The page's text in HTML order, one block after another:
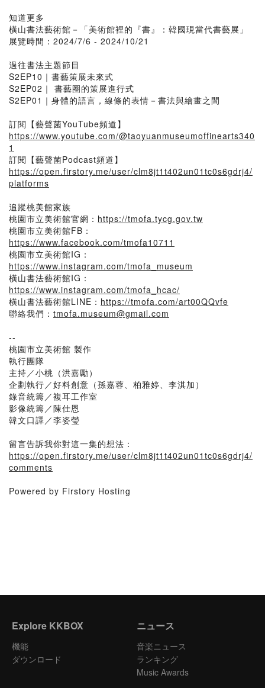
知道更多
橫山書法藝術館－「美術館裡的『書』：韓國現當代書藝展」
展覽時間：2024/7/6 - 2024/10/21
過往書法主題節目
S2EP10｜書藝策展未來式
S2EP02｜ 書藝圈的策展進行式
S2EP01｜身體的語言，線條的表情－書法與繪畫之間
訂閱【藝聲菌YouTube頻道】
https://www.youtube.com/@taoyuanmuseumoffinearts340
1
訂閱【藝聲菌Podcast頻道】
https://open.firstory.me/user/clm8jt1t402un01tc0s6gdrj4/
platforms
追蹤桃美館家族
桃園市立美術館官網： https://tmofa.tycg.gov.tw
桃園市立美術館FB：
https://www.facebook.com/tmofa10711
桃園市立美術館IG：
https://www.instagram.com/tmofa_museum
橫山書法藝術館IG：
https://www.instagram.com/tmofa_hcac/
橫山書法藝術館LINE： https://tmofa.com/art00QQvfe
聯絡我們： tmofa.museum@gmail.com
--
桃園市立美術館 製作
執行團隊
主持／小桃（洪嘉勵）
企劃執行／好料創意（孫嘉蓉、柏雅婷、李淇加）
錄音統籌／複耳工作室
影像統籌／陳仕恩
韓文口譯／李姿瑩
留言告訴我你對這一集的想法：
https://open.firstory.me/user/clm8jt1t402un01tc0s6gdrj4/
comments
Powered by Firstory Hosting
Explore KKBOX
機能
ダウンロード
ニュース
音楽ニュース
ランキング
Music Awards